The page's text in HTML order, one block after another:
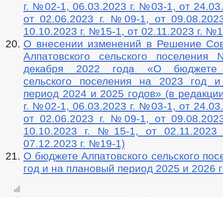
г. №02-1, 06.03.2023 г. №03-1, от
от 02.06.2023 г. №09-1, от
10.10.2023 г. №15-1, от 02.11.2023 г.
О внесении изменений в Решение
Алпатовского сельского
декабря 2022 года «О бюджете
сельского поселения на 2023 год
период 2024 и 2025 годов» (в
г. №02-1, 06.03.2023 г. №03-1, от
от 02.06.2023 г. №09-1, от
10.10.2023 г. №15-1, от
07.12.2023 г. №19-1)
О бюджете Алпатовского сельского
год и на плановый период 2025 и 2026